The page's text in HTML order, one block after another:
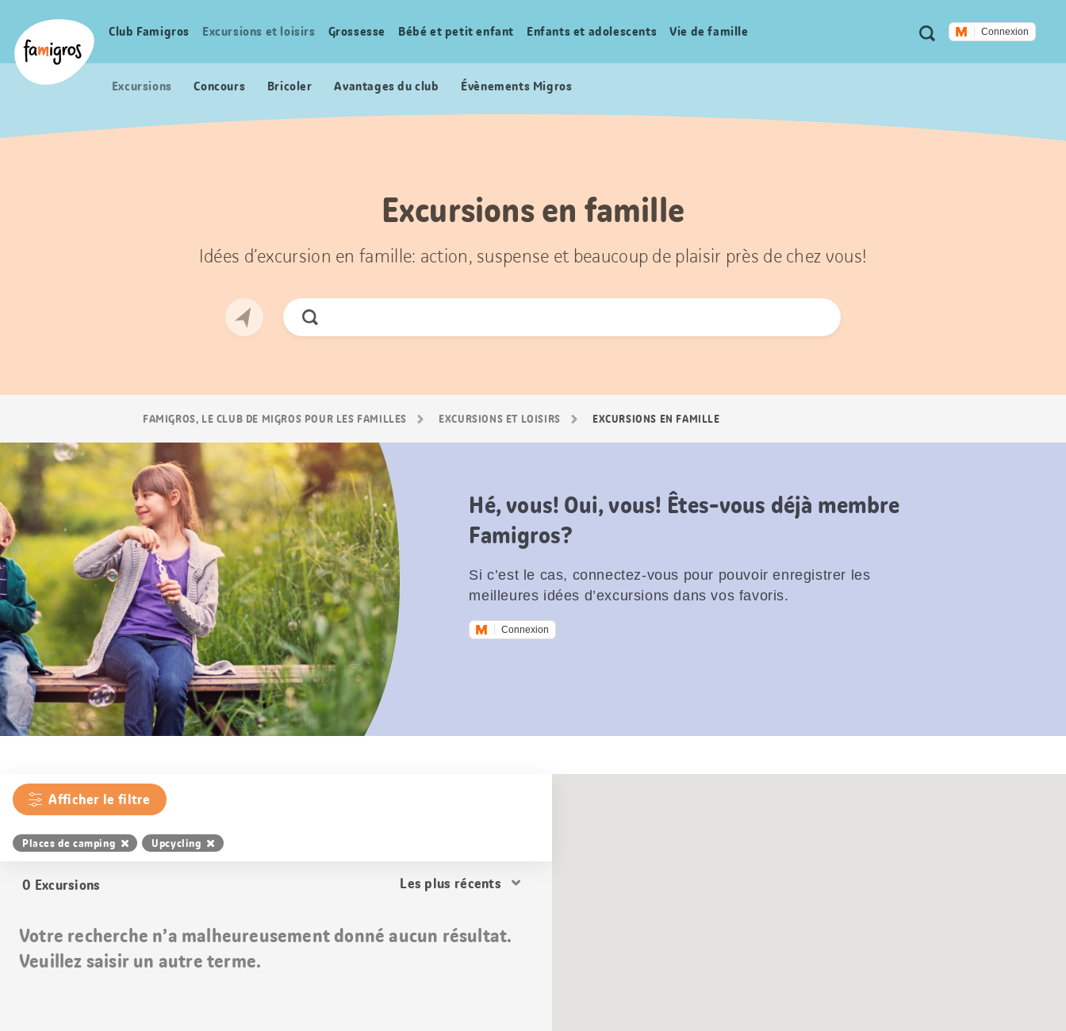
navigation
Logo
Métanavigation
RechercheConnexion
Navigation
Club Famigros Excursions et loisirs Grossesse Bébé et petit enfant Enfants et adolescents Vie de famille
Excursions Concours Bricoler Avantages du club Évènements Migros
Excursions en famille
Idées d’excursion en famille: action, suspense et beaucoup de plaisir près de chez vous!
Chercher
FAMIGROS, LE CLUB DE MIGROS POUR LES FAMILLES EXCURSIONS ET LOISIRS EXCURSIONS EN FAMILLE
Hé, vous! Oui, vous! Êtes-vous déjà membre
Famigros?
Si c’est le cas, connectez-vous pour pouvoir enregistrer les
meilleures idées d’excursions dans vos favoris.
Connexion
Afficher le filtre
Places de camping Upcycling
0 Excursions
Trier
Votre recherche n’a malheureusement donné aucun résultat.
Veuillez saisir un autre terme.